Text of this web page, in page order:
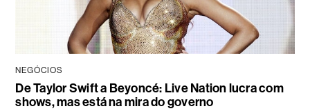
NEGÓCIOS
De Taylor Swift a Beyoncé: Live Nation lucra com
shows, mas está na mira do governo